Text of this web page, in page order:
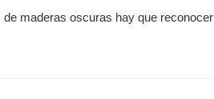
maderas oscuras hay que reconocer